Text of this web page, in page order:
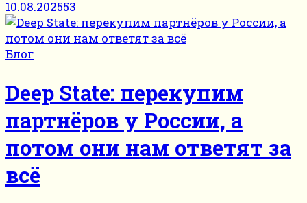
10.08.202553
Блог
Deep State: перекупим
партнёров у России, а
потом они нам ответят за
всё